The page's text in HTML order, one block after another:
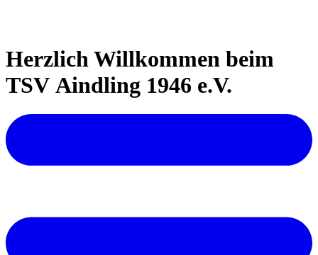
Herzlich Willkommen beim
TSV Aindling 1946 e.V.